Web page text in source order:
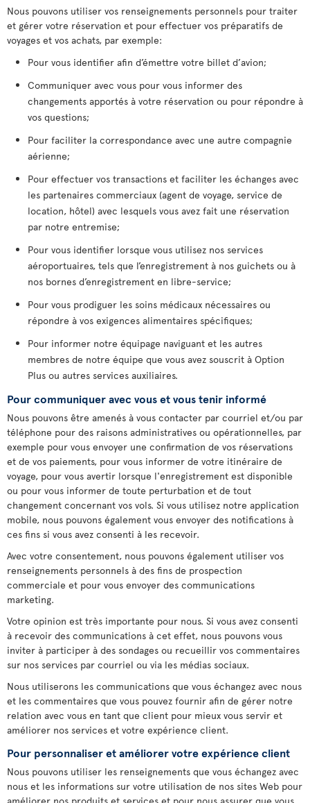
Nous pouvons utiliser vos renseignements personnels pour traiter
et gérer votre réservation et pour effectuer vos préparatifs de
voyages et vos achats, par exemple:
Pour vous identifier afin d’émettre votre billet d’avion;
Communiquer avec vous pour vous informer des
changements apportés à votre réservation ou pour répondre à
vos questions;
Pour faciliter la correspondance avec une autre compagnie
aérienne;
Pour effectuer vos transactions et faciliter les échanges avec
les partenaires commerciaux (agent de voyage, service de
location, hôtel) avec lesquels vous avez fait une réservation
par notre entremise;
Pour vous identifier lorsque vous utilisez nos services
aéroportuaires, tels que l’enregistrement à nos guichets ou à
nos bornes d’enregistrement en libre-service;
Pour vous prodiguer les soins médicaux nécessaires ou
répondre à vos exigences alimentaires spécifiques;
Pour informer notre équipage naviguant et les autres
membres de notre équipe que vous avez souscrit à Option
Plus ou autres services auxiliaires.
Pour communiquer avec vous et vous tenir informé
Nous pouvons être amenés à vous contacter par courriel et/ou par
téléphone pour des raisons administratives ou opérationnelles, par
exemple pour vous envoyer une confirmation de vos réservations
et de vos paiements, pour vous informer de votre itinéraire de
voyage, pour vous avertir lorsque l'enregistrement est disponible
ou pour vous informer de toute perturbation et de tout
changement concernant vos vols. Si vous utilisez notre application
mobile, nous pouvons également vous envoyer des notifications à
ces fins si vous avez consenti à les recevoir.
Avec votre consentement, nous pouvons également utiliser vos
renseignements personnels à des fins de prospection
commerciale et pour vous envoyer des communications
marketing.
Votre opinion est très importante pour nous. Si vous avez consenti
à recevoir des communications à cet effet, nous pouvons vous
inviter à participer à des sondages ou recueillir vos commentaires
sur nos services par courriel ou via les médias sociaux.
Nous utiliserons les communications que vous échangez avec nous
et les commentaires que vous pouvez fournir afin de gérer notre
relation avec vous en tant que client pour mieux vous servir et
améliorer nos services et votre expérience client.
Pour personnaliser et améliorer votre expérience client
Nous pouvons utiliser les renseignements que vous échangez avec
nous et les informations sur votre utilisation de nos sites Web pour